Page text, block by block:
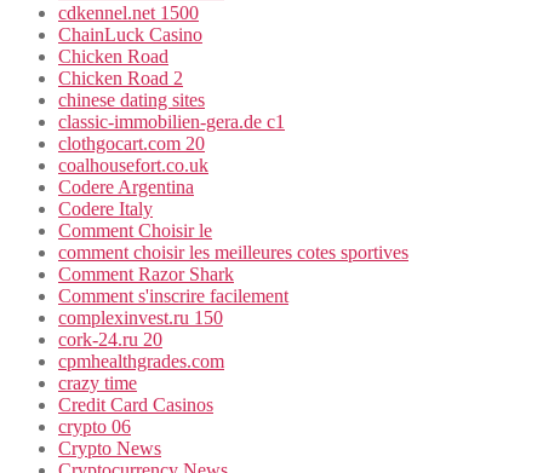
cdkennel.net 1500
ChainLuck Casino
Chicken Road
Chicken Road 2
chinese dating sites
classic-immobilien-gera.de c1
clothgocart.com 20
coalhousefort.co.uk
Codere Argentina
Codere Italy
Comment Choisir le
comment choisir les meilleures cotes sportives
Comment Razor Shark
Comment s'inscrire facilement
complexinvest.ru 150
cork-24.ru 20
cpmhealthgrades.com
crazy time
Credit Card Casinos
crypto 06
Crypto News